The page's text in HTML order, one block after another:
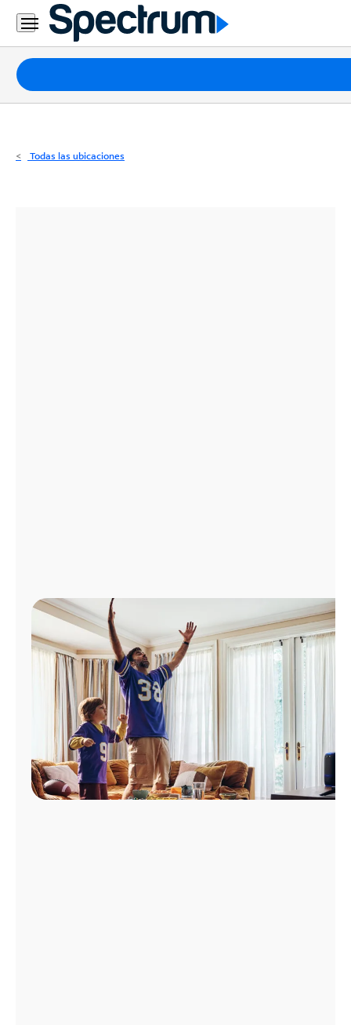
Residencial
Business
Paquetes
Internet
Todas las ubicaciones